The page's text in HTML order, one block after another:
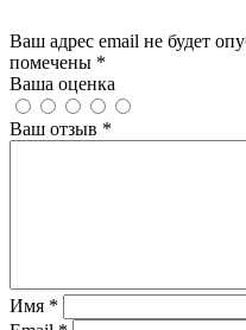
Ваш адрес email не будет
помечены *
Ваша оценка
Ваш отзыв *
Имя *